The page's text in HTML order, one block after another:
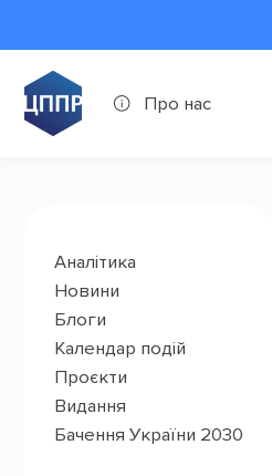
Про нас
Аналітика
Новини
Блоги
Календар подій
Проєкти
Видання
Бачення України 2030